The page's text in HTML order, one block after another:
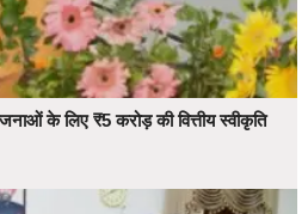
के लिए ₹5 करोड़ की वित्तीय स्वीकृति